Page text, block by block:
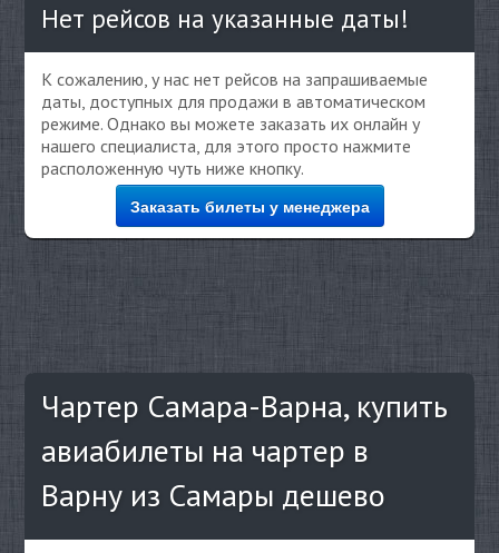
Нет рейсов на указанные даты!
К сожалению, у нас нет рейсов на запрашиваемые
даты, доступных для продажи в автоматическом
режиме. Однако вы можете заказать их онлайн у
нашего специалиста, для этого просто нажмите
расположенную чуть ниже кнопку.
Заказать билеты у менеджера
Чартер Самара-Варна, купить
авиабилеты на чартер в
Варну из Самары дешево